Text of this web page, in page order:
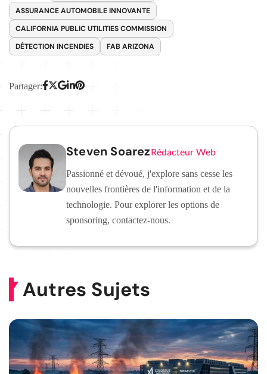
ASSURANCE AUTOMOBILE INNOVANTE
CALIFORNIA PUBLIC UTILITIES COMMISSION
DÉTECTION INCENDIES
FAB ARIZONA
Partager:
Steven SoarezRédacteur Web
Passionné et dévoué, j'explore sans cesse les
nouvelles frontières de l'information et de la
technologie. Pour explorer les options de
sponsoring, contactez-nous.
Autres Sujets